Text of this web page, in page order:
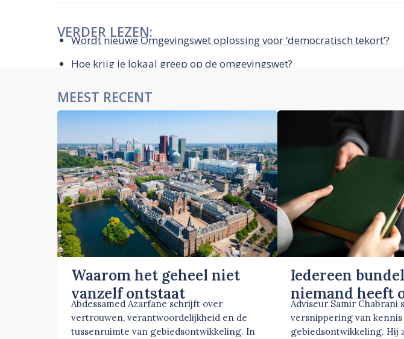
VERDER LEZEN:
Wordt nieuwe Omgevingswet oplossing voor ‘democratisch tekort’?
Hoe krijg je lokaal greep op de omgevingswet?
MEEST RECENT
Waarom het geheel niet
vanzelf ontstaat
Abdessamed Azarfane schrijft over
vertrouwen, verantwoordelijkheid en de
tussenruimte van gebiedsontwikkeling. In
Iedereen
niemand heeft
Adviseur Samir Chabrani
versnippering van kennis
gebiedsontwikkeling. Hij